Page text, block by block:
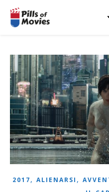
2017, ALIENARSI ,